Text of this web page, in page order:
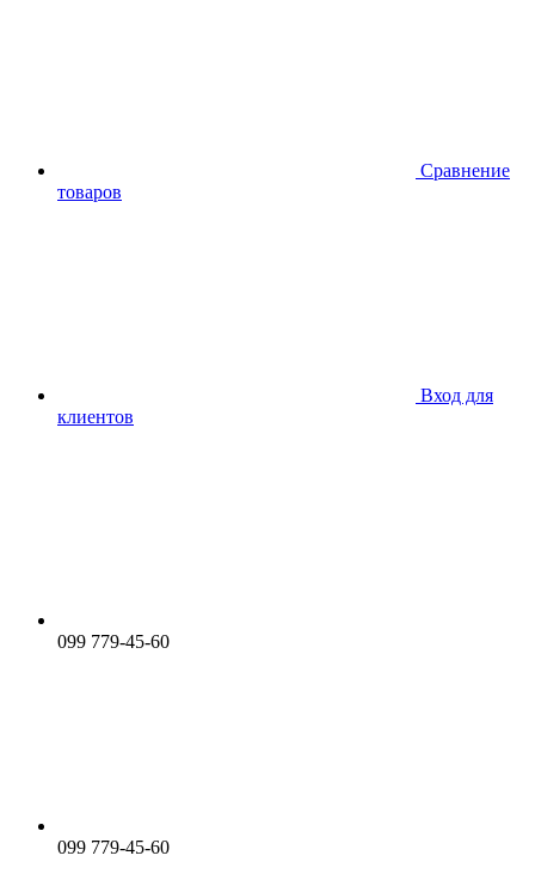
Сравнение
товаров
Вход для
клиентов
099 779-45-60
099 779-45-60